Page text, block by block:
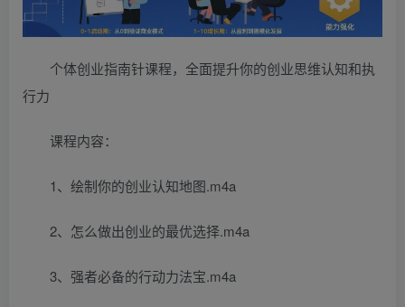
个体创业指南针课程，全面提升你的创业思维认知和执
行力
课程内容：
1、绘制你的创业认知地图.m4a
2、怎么做出创业的最优选择.m4a
3、强者必备的行动力法宝.m4a